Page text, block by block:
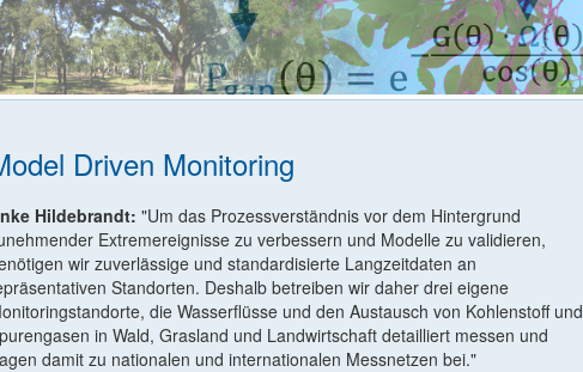
Driven Monitoring
Hildebrandt: "Um das Prozessverständnis vor dem Hintergrund
Extremereignisse zu verbessern und Modelle zu validieren,
wir zuverlässige und standardisierte Langzeitdaten an
Standorten. Deshalb betreiben wir daher drei eigene
die Wasserflüsse und den Austausch von Kohlenstoff und
in Wald, Grasland und Landwirtschaft detailliert messen und
damit zu nationalen und internationalen Messnetzen bei."